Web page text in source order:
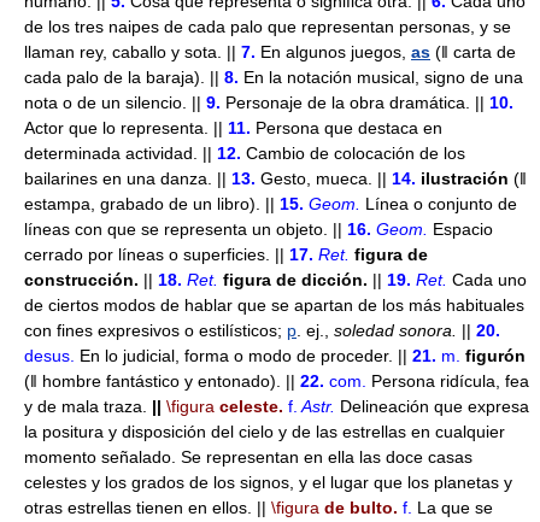
de los tres naipes de cada palo que representan personas, y se
llaman rey, caballo y sota. || 7. En algunos juegos, as (ǁ carta de
cada palo de la baraja). || 8. En la notación musical, signo de una
nota o de un silencio. || 9. Personaje de la obra dramática. || 10.
Actor que lo representa. || 11. Persona que destaca en
determinada actividad. || 12. Cambio de colocación de los
bailarines en una danza. || 13. Gesto, mueca. || 14. ilustración (ǁ
estampa, grabado de un libro). || 15. Geom.
Línea o conjunto de
líneas con que se representa un objeto. || 16. Geom.
Espacio
cerrado por líneas o superficies. || 17. Ret. figura de
construcción. || 18. Ret. figura de dicción. || 19. Ret. Cada uno
de ciertos modos de hablar que se apartan de los más habituales
con fines expresivos o estilísticos; p . ej., soledad sonora. || 20.
desus. En lo judicial, forma o modo de proceder. || 21. m. figurón
(ǁ hombre fantástico y entonado). || 22. com.
Persona ridícula, fea
y de mala traza. || \figura celeste. f. Astr. Delineación que expresa
la positura y disposición del cielo y de las estrellas en cualquier
momento señalado. Se representan en ella las doce casas
celestes y los grados de los signos, y el lugar que los planetas y
otras estrellas tienen en ellos. || \figura de bulto. f. La que se